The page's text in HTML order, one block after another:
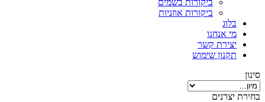
ביקורות בשמים
ביקורות אוזניות
בלוג
מי אנחנו
יצירת קשר
תקנון שימוש
סינון
בחירת יצרנים